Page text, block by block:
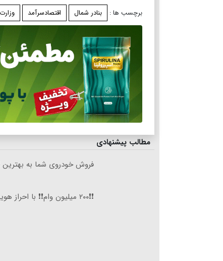
برچسب ها :
بنادر شمال اقتصادسرآمد
مطالب پیشنهادی
فروش خودروی شما به بهترین
❗❗۲۰۰ میلیون وام❗❗ با احراز هویت در آبان تتر